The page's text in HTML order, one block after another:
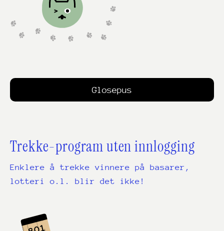
Glosepus
Trekke-program uten innlogging
Enklere å trekke vinnere på basarer,
lotteri o.l. blir det ikke!